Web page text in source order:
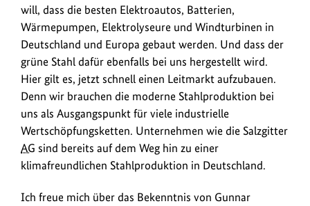
sich
auch
in
der
Wirtschaft,
so
Carsten
Schneider
einem
Treffen
mit
will, dass die besten Elektroautos, Batterien,
Wärmepumpen, Elektrolyseure und Windturbinen in
Deutschland und Europa gebaut werden. Und dass der
grüne Stahl dafür ebenfalls bei uns hergestellt wird.
Hier gilt es, jetzt schnell einen Leitmarkt aufzubauen.
Denn wir brauchen die moderne Stahlproduktion bei
uns als Ausgangspunkt für viele industrielle
Wertschöpfungsketten. Unternehmen wie die Salzgitter
AG sind bereits auf dem Weg hin zu einer
klimafreundlichen Stahlproduktion in Deutschland.
Ich freue mich über das Bekenntnis von Gunnar